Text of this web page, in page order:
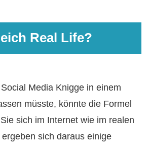
Real Life?
Media Knigge in einem
müsste, könnte die Formel
sich im Internet wie im realen
sich daraus einige